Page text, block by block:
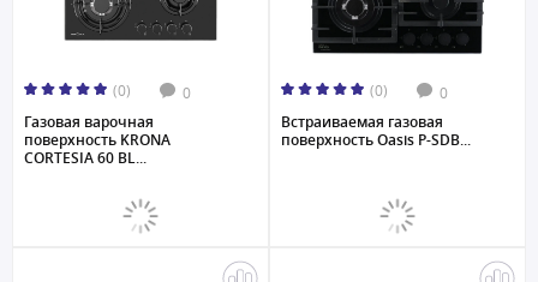
(0) 0
Газовая варочная
поверхность KRONA
CORTESIA 60 BL...
(0) 0
Встраиваемая газовая
поверхность Oasis P-SDB...